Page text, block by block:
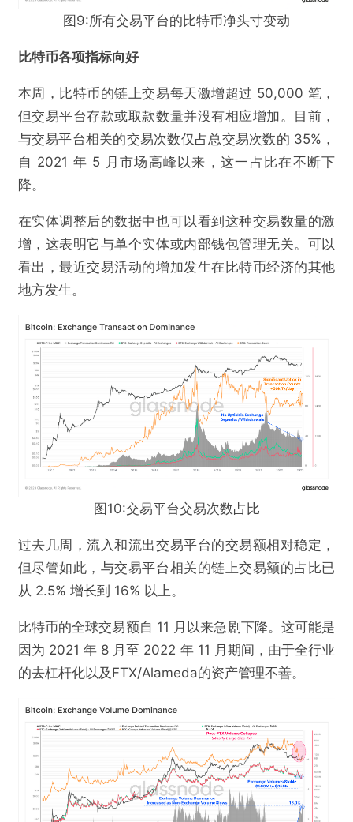
@达瓴智库
告别熊市？比特币表现强劲回归
欺诈 色情
违法犯罪
提交
图9:所有交易平台的比特币净头寸变动
比特币各项指标向好
本周，比特币的链上交易每天激增超过 50,000 笔，
但交易平台存款或取款数量并没有相应增加。目前，
与交易平台相关的交易次数仅占总交易次数的 35%，
自 2021 年 5 月市场高峰以来，这一占比在不断下
降。
在实体调整后的数据中也可以看到这种交易数量的激
增，这表明它与单个实体或内部钱包管理无关。可以
看出，最近交易活动的增加发生在比特币经济的其他
地方发生。
图10:交易平台交易次数占比
过去几周，流入和流出交易平台的交易额相对稳定，
但尽管如此，与交易平台相关的链上交易额的占比已
从 2.5% 增长到 16% 以上。
比特币的全球交易额自 11 月以来急剧下降。这可能是
因为 2021 年 8 月至 2022 年 11 月期间，由于全行业
的去杠杆化以及FTX/Alameda的资产管理不善。